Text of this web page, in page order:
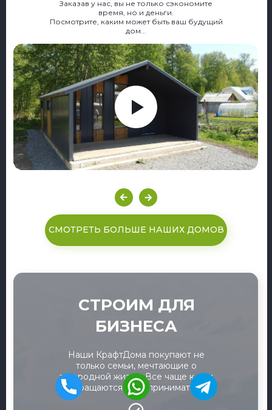
Заказав у нас, вы не только сэкономите
время, но и деньги.
Посмотрите, каким может быть ваш будущий
дом...
СМОТРЕТЬ БОЛЬШЕ НАШИХ ДОМОВ
СТРОИМ ДЛЯ
БИЗНЕСА
Наши КрафтДома покупают не
только семьи, мечтающие о
загородной жизни. Все чаще к нам
обращаются предприниматели